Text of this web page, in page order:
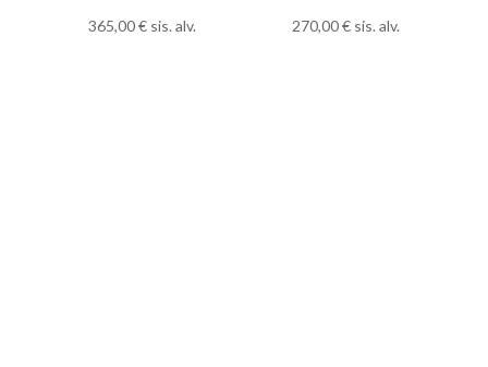
365,00€ sis. alv. 270,00€ sis. alv.